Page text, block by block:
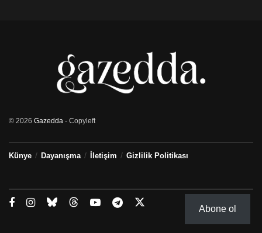
© 2026 Gazedda - Copyleft
Künye Dayanışma İletişim Gizlilik Politikası
Abone ol